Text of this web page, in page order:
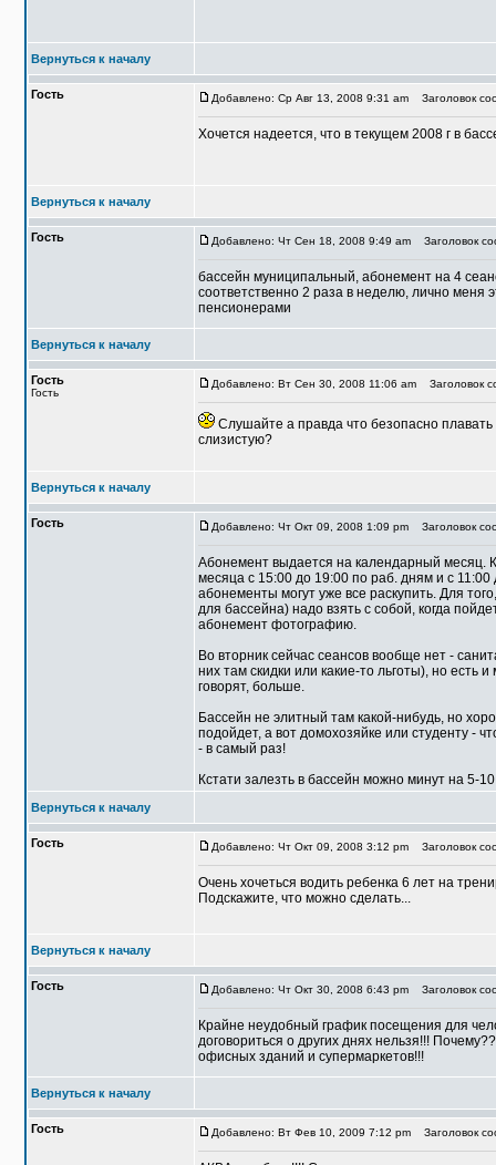
Вернуться к началу
Гость Добавлено: Ср Авг 13, 2008 9:31 am Заголовок
Хочется надеется, что в текущем 2008 г в
Вернуться к началу
Гость Добавлено: Чт Сен 18, 2008 9:49 am Заголовок
бассейн муниципальный, абонемент на 4
соответственно 2 раза в неделю, лично меня
пенсионерами
Вернуться к началу
Гость
Гость
Добавлено: Вт Сен 30, 2008 11:06 am Заголовок
Слушайте а правда что безопасно плавать
слизистую?
Вернуться к началу
Гость Добавлено: Чт Окт 09, 2008 1:09 pm Заголовок
Абонемент выдается на календарный месяц.
месяца с 15:00 до 19:00 по раб. дням и с 11:00
абонементы могут уже все раскупить. Для
для бассейна) надо взять с собой, когда
абонемент фотографию.
Во вторник сейчас сеансов вообще нет -
них там скидки или какие-то льготы), но
говорят, больше.
Бассейн не элитный там какой-нибудь, но
подойдет, а вот домохозяйке или студенту -
- в самый раз!
Кстати залезть в бассейн можно минут на 5-
Вернуться к началу
Гость Добавлено: Чт Окт 09, 2008 3:12 pm Заголовок
Очень хочеться водить ребенка 6 лет на
Подскажите, что можно сделать...
Вернуться к началу
Гость Добавлено: Чт Окт 30, 2008 6:43 pm Заголовок
Крайне неудобный график посещения для
договориться о других днях нельзя!!!
офисных зданий и супермаркетов!!!
Вернуться к началу
Гость Добавлено: Вт Фев 10, 2009 7:12 pm Заголовок